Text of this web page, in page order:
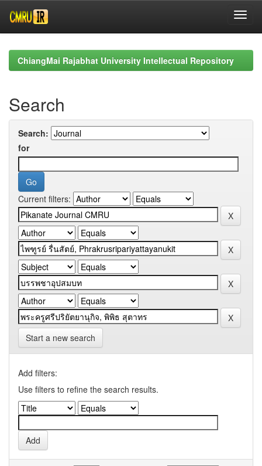
navigationChiangMai Rajabhat University Intellectual Repository
Search
Search:
for
Current filters:
Start a new search
Add filters:
Use filters to refine the search results.